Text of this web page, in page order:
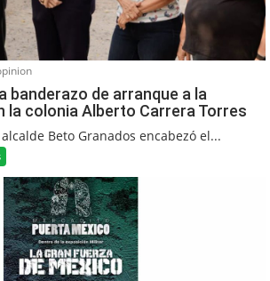
banderazo de arranque a la
la colonia Alberto Carrera Torres
Beto Granados encabezó el...